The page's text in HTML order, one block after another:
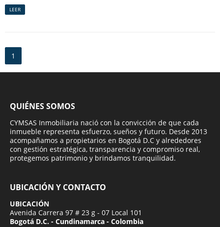
LEER
1
QUIÉNES SOMOS
CYMSAS Inmobiliaria nació con la convicción de que cada
inmueble representa esfuerzo, sueños y futuro. Desde 2013
acompañamos a propietarios en Bogotá D.C y alrededores
con gestión estratégica, transparencia y compromiso real,
protegemos patrimonio y brindamos tranquilidad.
UBICACIÓN Y CONTACTO
UBICACIÓN
Avenida Carrera 97 # 23 g - 07 Local 101
Bogotá D.C. - Cundinamarca - Colombia